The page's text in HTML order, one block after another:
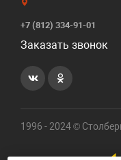
+7 (812) 334-91-01
Заказать звонок
1996 - 2024 ©